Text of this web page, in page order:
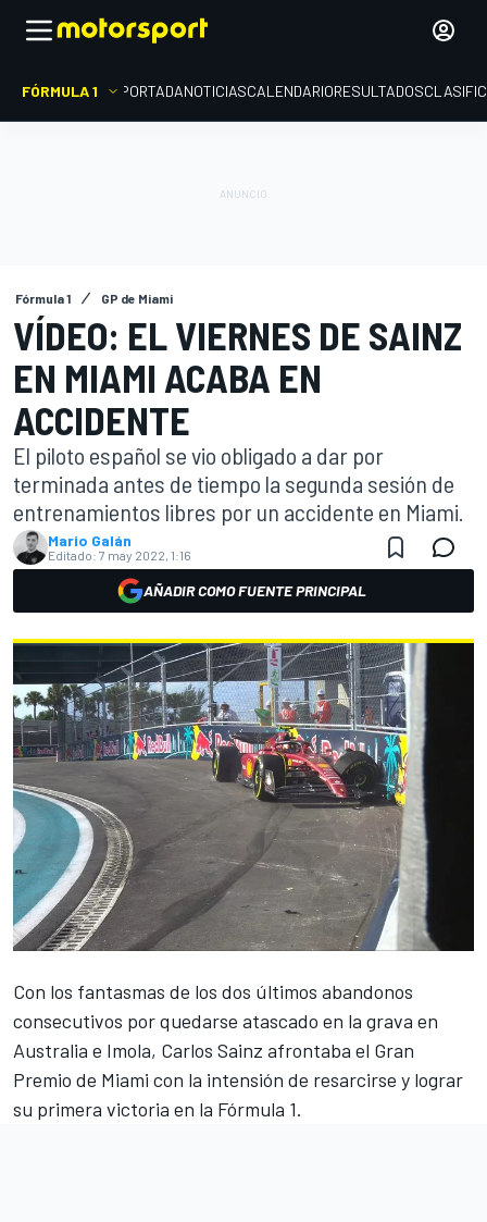
FÓRMULA 1 PORTADANOTICIASCALENDARIORESULTADOS
Fórmula 1 GP de Miami
VÍDEO: EL VIERNES DE SAINZ
EN MIAMI ACABA EN
ACCIDENTE
El piloto español se vio obligado a dar por
terminada antes de tiempo la segunda sesión de
entrenamientos libres por un accidente en Miami.
Mario Galán
Editado: 7 may 2022, 1:16
AÑADIR COMO FUENTE PRINCIPAL
Con los fantasmas de los dos últimos abandonos
consecutivos por quedarse atascado en la grava en
Australia e Imola, Carlos Sainz afrontaba el Gran
Premio de Miami con la intensión de resarcirse y lograr
su primera victoria en la Fórmula 1.